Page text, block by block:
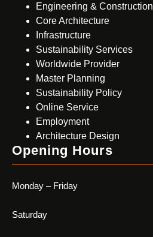
Engineering & Construction
Core Architecture
Infrastructure
Sustainability Services
Worldwide Provider
Master Planning
Sustainability Policy
Online Service
Employment
Architecture Design
Opening Hours
Monday – Friday
Saturday